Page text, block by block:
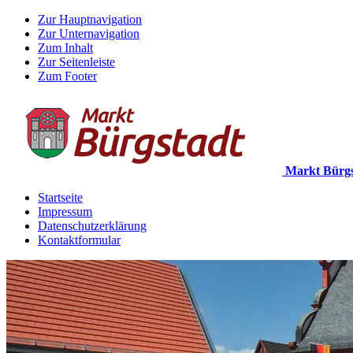
Zur Hauptnavigation
Zur Unternavigation
Zum Inhalt
Zur Seitenleiste
Zum Footer
Markt
Startseite
Impressum
Datenschutzerklärung
Kontaktformular